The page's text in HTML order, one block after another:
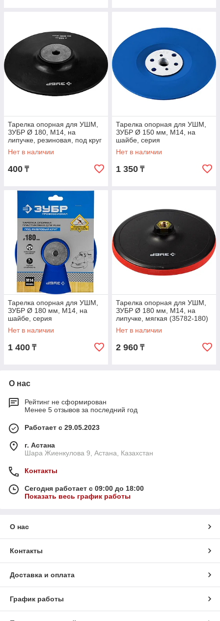
Тарелка опорная для УШМ,
ЗУБР Ø 180, М14, на
липучке, резиновая, под круг
фибровый (35773-180)
Нет в наличии
400 ₸
Тарелка опорная для УШМ,
ЗУБР Ø 150 мм, М14, на
шайбе, серия
"Профессионал" (35775-150)
Нет в наличии
1 350 ₸
Тарелка опорная для УШМ,
ЗУБР Ø 180 мм, М14, на
шайбе, серия
"Профессионал" (35775-180)
Нет в наличии
1 400 ₸
Тарелка опорная для УШМ,
ЗУБР Ø 180 мм, М14, на
липучке, мягкая (35782-180)
Нет в наличии
2 960 ₸
О нас
Рейтинг не сформирован
Менее 5 отзывов за последний год
Работает с 29.05.2023
г. Астана
Шара Жиенкулова 9, Астана, Казахстан
Контакты
Сегодня работает с 09:00 до 18:00
Показать весь график работы
О нас
Контакты
Доставка и оплата
График работы